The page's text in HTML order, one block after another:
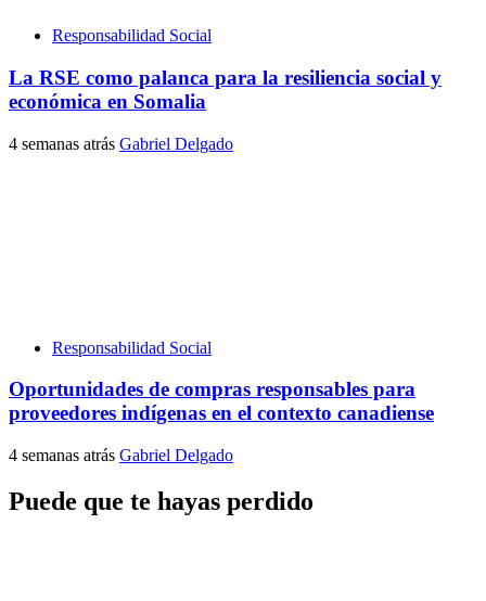
Responsabilidad Social
La RSE como palanca para la resiliencia social y
económica en Somalia
4 semanas atrás Gabriel Delgado
Responsabilidad Social
Oportunidades de compras responsables para
proveedores indígenas en el contexto canadiense
4 semanas atrás Gabriel Delgado
Puede que te hayas perdido